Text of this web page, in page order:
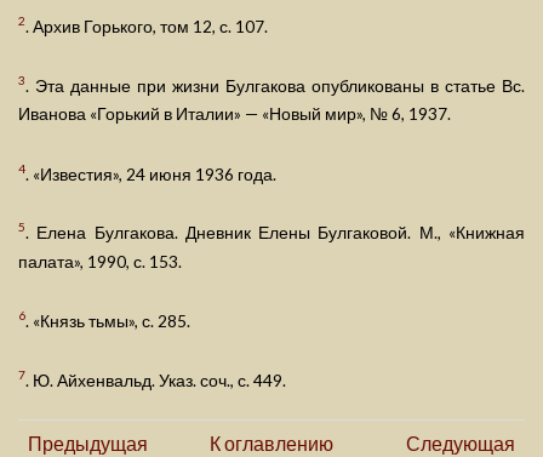
2. Архив Горького, том 12, с. 107.
3
. Эта данные при жизни Булгакова опубликованы в статье Вс.
Иванова «Горький в Италии» — «Новый мир», № 6, 1937.
4 . «Известия», 24 июня 1936 года.
5. Елена Булгакова. Дневник Елены Булгаковой. М., «Книжная
палата», 1990, с. 153.
6. «Князь тьмы», с. 285.
7. Ю. Айхенвальд. Указ. соч., с. 449.
Предыдущая
К оглавлению
Следующая